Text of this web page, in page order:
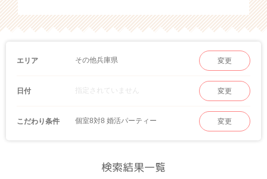
エリア その他兵庫県 変更
日付 指定されていません 変更
こだわり条件 個室8対8 婚活パーティー 変更
検索結果一覧